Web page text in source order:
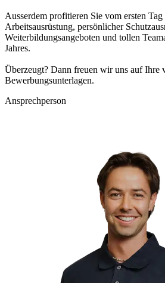
Ausserdem profitieren Sie vom ersten
Arbeitsausrüstung, persönlicher
Weiterbildungsangeboten und tollen
Jahres.
Überzeugt? Dann freuen wir uns auf Ihre
Bewerbungsunterlagen.
Ansprechperson